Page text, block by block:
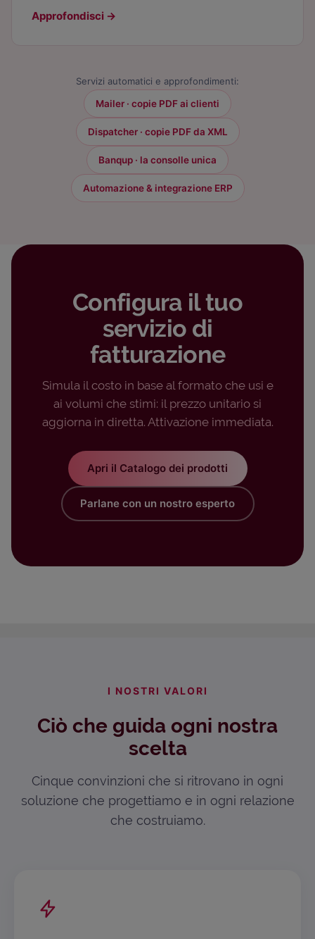
Approfondisci →
Servizi automatici e approfondimenti:
Mailer · copie PDF ai clienti
Dispatcher · copie PDF da XML
Banqup · la consolle unica
Automazione & integrazione ERP
Configura il tuo
servizio di
fatturazione
Simula il costo in base al formato che usi e
ai volumi che stimi: il prezzo unitario si
aggiorna in diretta. Attivazione immediata.
Apri il Catalogo dei prodotti
Parlane con un nostro esperto
I NOSTRI VALORI
Ciò che guida ogni nostra
scelta
Cinque convinzioni che si ritrovano in ogni
soluzione che progettiamo e in ogni relazione
che costruiamo.